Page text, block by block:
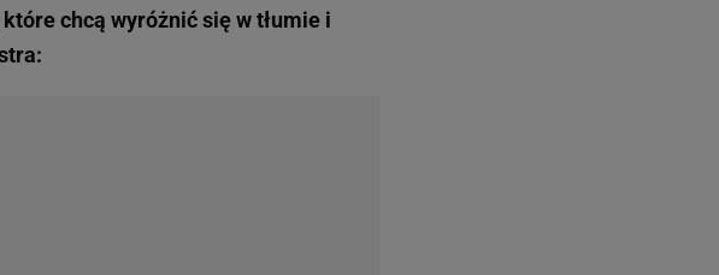
chcą wyróżnić się w tłumie i